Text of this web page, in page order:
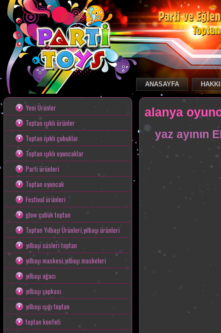
ANASAYFA
Yeni Ürünler
Toptan ışıklı ürünler
Toptan ışıklı çubuklar
Toptan ışıklı oyuncaklar
Parti ürünleri
Toptan oyuncak
Festival ürünleri
glow çubuk toptan
Toptan Yılbaşı Ürünleri,yılbaşı ürünleri
yılbaşı süsleri toptan
yılbaşı maskesi,yılbaşı maskeleri
yılbaşı ağacı
yılbaşı şapkası
yılbaşı ışığı toptan
toptan konfeti
alanya
yaz ayının